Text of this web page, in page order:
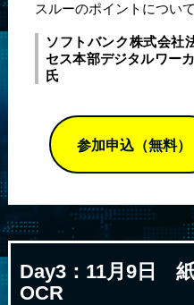
スルーのポイントについ
ソフトバンク株式会社
セス本部デジタルワー
氏
参加申込（無料）
Day3：11月9日
OCR